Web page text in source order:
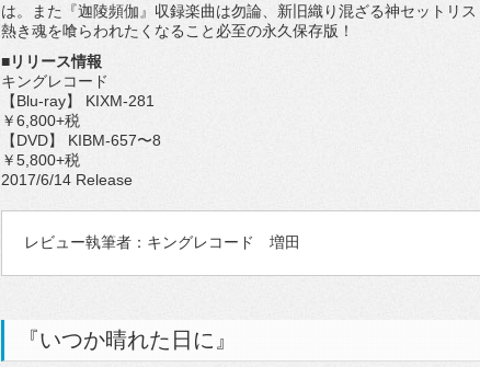
は。また『迦陵頻伽』収録楽曲は勿論、新旧織り混ざる神セットリ
熱き魂を喰らわれたくなること必至の永久保存版！
■リリース情報
キングレコード
【Blu-ray】 KIXM-281
￥6,800+税
【DVD】 KIBM-657〜8
￥5,800+税
2017/6/14 Release
レビュー執筆者：キングレコード 増田
『いつか晴れた日に』